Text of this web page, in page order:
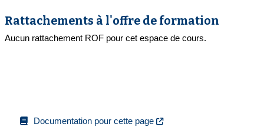
Rattachements à l'offre de formation
Aucun rattachement ROF pour cet espace de cours.
Documentation pour cette page